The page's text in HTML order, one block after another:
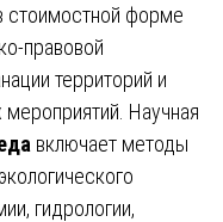
стоимостной форме
правовой
территорий и
мероприятий. Научная
включает методы
гидрологии,